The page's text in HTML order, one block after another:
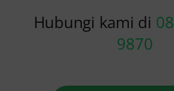
Hubungi kami di
9870